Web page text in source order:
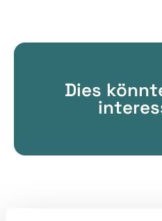
Dies